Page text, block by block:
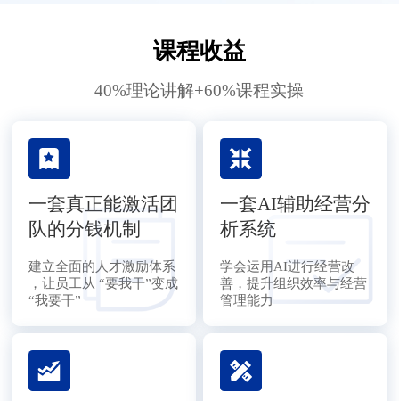
课程收益
40%理论讲解+60%课程实操
一套真正能激活团
队的分钱机制
建立全面的人才激励体系
，让员工从 “要我干”变成
“我要干”
一套AI辅助经营分
析系统
学会运用AI进行经营改
善，提升组织效率与经营
管理能力